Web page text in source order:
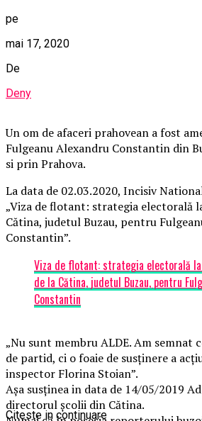
pe
mai 17, 2020
De
Deny
Un om de afaceri prahovean a fost
Fulgeanu Alexandru Constantin din
si prin Prahova.
La data de 02.03.2020, Incisiv
„Viza de flotant: strategia electorală
Cătina, judetul Buzau, pentru
Constantin”.
Viza de flotant: strategia electorală
de la Cătina, judetul Buzau, pentru
Constantin
„Nu sunt membru ALDE. Am semnat
de partid, ci o foaie de susținere a
inspector Florina Stoian”.
Așa susținea in data de 14/05/2019
directorul școlii din Cătina.
Citeste in continuare